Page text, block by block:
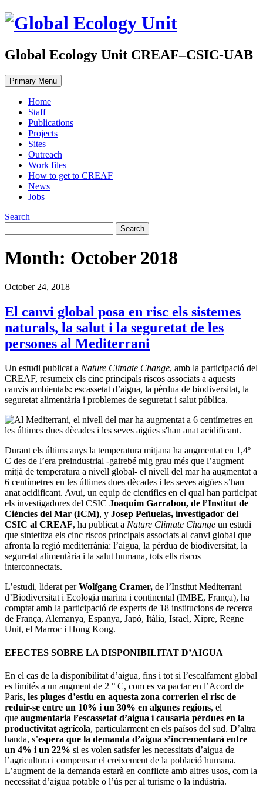
Global Ecology Unit CREAF–CSIC-UAB
Primary Menu
Home
Staff
Publications
Projects
Sites
Outreach
Work files
How to get to CREAF
News
Jobs
Search
Month: October 2018
October 24, 2018
El canvi global posa en risc els sistemes
naturals, la salut i la seguretat de les
persones al Mediterrani
Un estudi publicat a Nature Climate Change, amb la participació del
CREAF, resumeix els cinc principals riscos associats a aquests
canvis ambientals: escassetat d’aigua, la pèrdua de biodiversitat, la
seguretat alimentària i problemes de seguretat i salut pública.
Durant els últims anys la temperatura mitjana ha augmentat en 1,4º
C des de l’era preindustrial -gairebé mig grau més que l’augment
mitjà de temperatura a nivell global- el nivell del mar ha augmentat a
6 centímetres en les últimes dues dècades i les seves aigües s’han
anat acidificant. Avui, un equip de científics en el qual han participat
els investigadores del CSIC Joaquim Garrabou, de l’Institut de
Ciències del Mar (ICM), y Josep Peñuelas, investigador del
CSIC al CREAF, ha publicat a Nature Climate Change un estudi
que sintetitza els cinc riscos principals associats al canvi global que
afronta la regió mediterrània: l’aigua, la pèrdua de biodiversitat, la
seguretat alimentària i la salut humana, tots ells riscos
interconnectats.
L’estudi, liderat perWolfgang Cramer, de l’Institut Mediterrani
d’Biodiversitat i Ecologia marina i continental (IMBE, França), ha
comptat amb la participació de experts de 18 institucions de recerca
de França, Alemanya, Espanya, Japó, Itàlia, Israel, Xipre, Regne
Unit, el Marroc i Hong Kong.
EFECTES SOBRE LA DISPONIBILITAT D’AIGUA
En el cas de la disponibilitat d’aigua, fins i tot si l’escalfament global
es limités a un augment de 2 ° C, com es va pactar en l’Acord de
París, les pluges d’estiu en aquesta zona correrien el risc de
reduir-se entre un 10% i un 30% en algunes regions, el
que augmentaria l’escassetat d’aigua i causaria pèrdues en la
productivitat agrícola, particularment en els països del sud. D’altra
banda, s’espera que la demanda d’aigua s’incrementarà entre
un 4% i un 22% si es volen satisfer les necessitats d’aigua de
l’agricultura i compensar el creixement de la població humana.
L’augment de la demanda estarà en conflicte amb altres usos, com la
necessitat d’aigua potable o l’ús per al turisme o la indústria.